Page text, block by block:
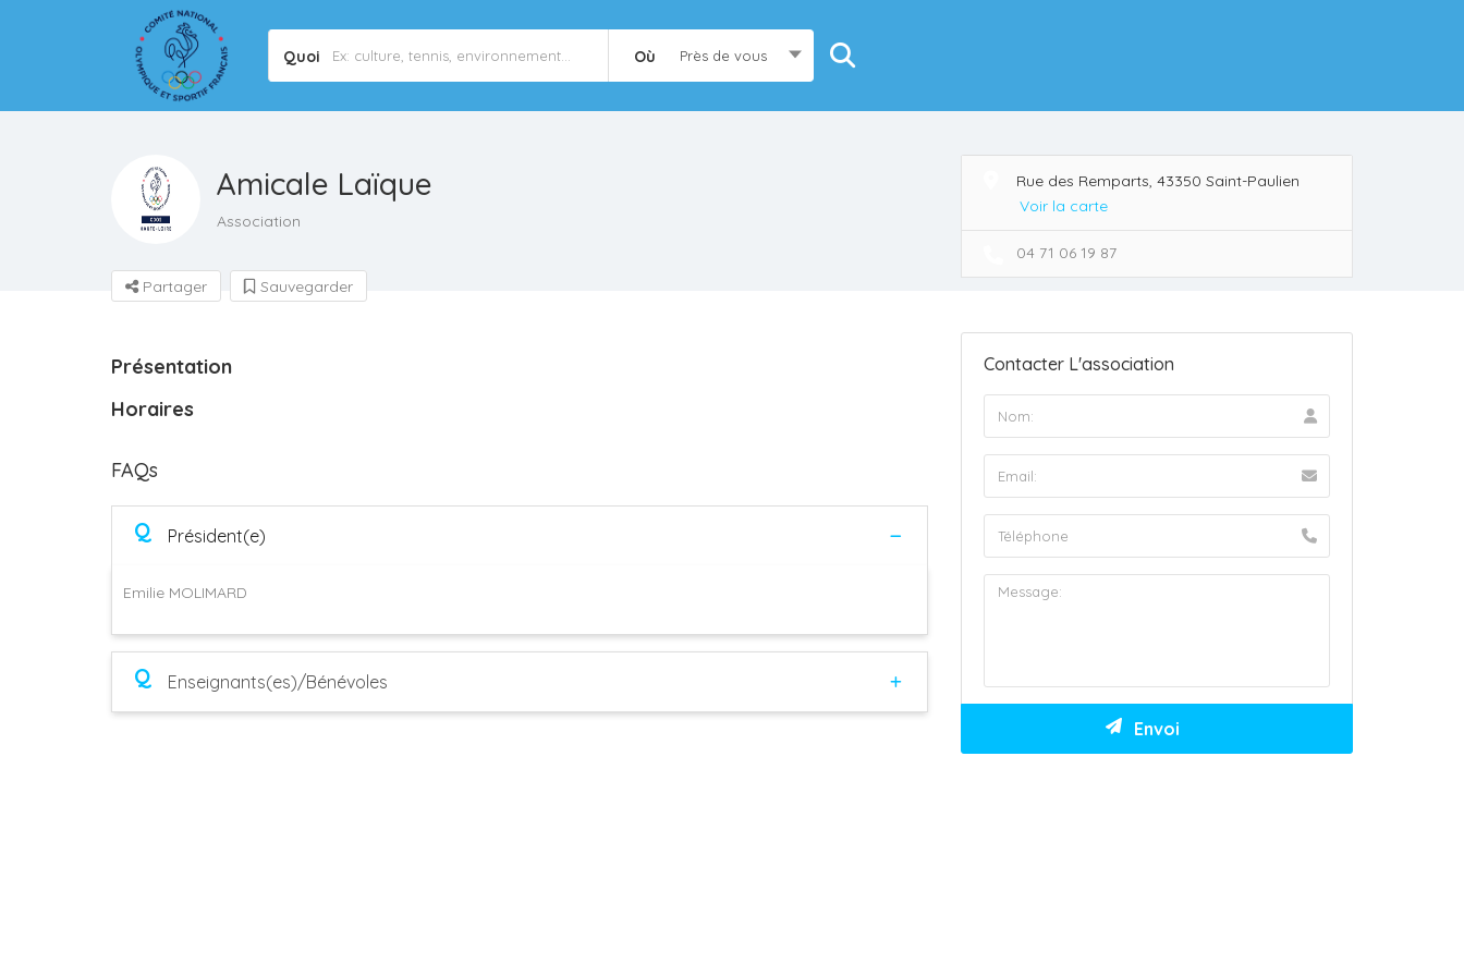
Quoi Où Près de vous
Amicale Laïque
Association
Partager Sauvegarder
Présentation
Horaires
FAQs
Q Président(e)
Emilie MOLIMARD
Q Enseignants(es)/Bénévoles
Rue des Remparts, 43350 Saint-Paulien
Voir la carte
04 71 06 19 87
Contacter L'association